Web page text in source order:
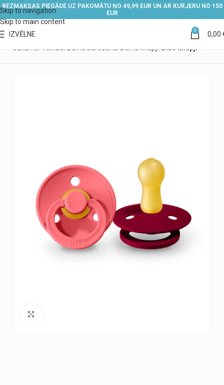
Skip to navigation
Skip to main content
BEZMAKSAS PIEGĀDE UZ PAKOMĀTU NO 49,99 EUR UN AR KURJERU NO 150
EUR
IZVĒLNE 0 0,00